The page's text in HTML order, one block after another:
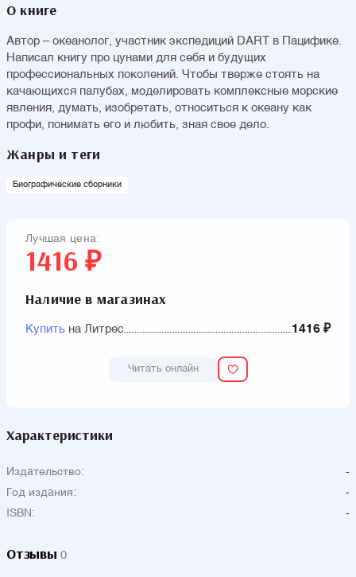
О книге
Автор – океанолог, участник экспедиций DART в Пацифике.
Написал книгу про цунами для себя и будущих
профессиональных поколений. Чтобы тверже стоять на
качающихся палубах, моделировать комплексные морские
явления, думать, изобретать, относиться к океану как
профи, понимать его и любить, зная свое дело.
Жанры и теги
Биографические сборники
Лучшая цена:
1416 ₽
Наличие в магазинах
Купить на Литрес 1416 ₽
Читать онлайн
Характеристики
Издательство:
-
Год издания:
-
ISBN:
-
Отзывы 0